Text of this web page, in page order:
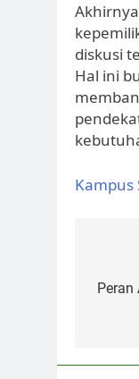
diskusi
Hal ini
Kampus